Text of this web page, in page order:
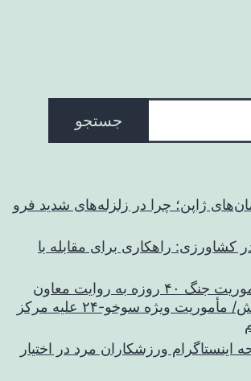
جستجو
ژاپن؛ چرا در زلزله‌های شدید فرو
راهکاری برای مقابله با
خطرناک‌ترین مأموریت جنگ ۴۰ روزه به روایت معاون
نیروی هوایی ارتش/ مأموریت ویژه سوخو-۲۴ علیه مرکز
ورزشکاران مرد در اختیار